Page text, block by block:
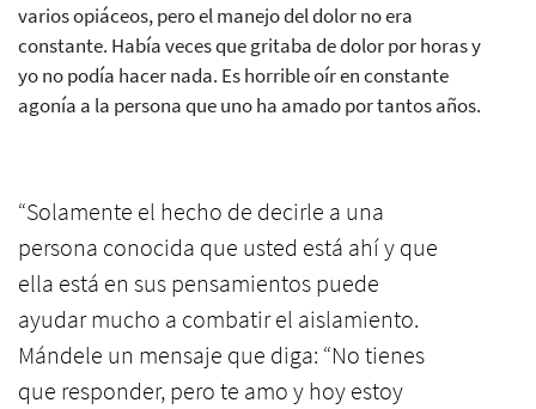
varios opiáceos, pero el manejo del dolor no era
constante. Había veces que gritaba de dolor por horas y
yo no podía hacer nada. Es horrible oír en constante
agonía a la persona que uno ha amado por tantos años.
“Solamente el hecho de decirle a una
persona conocida que usted está ahí y que
ella está en sus pensamientos puede
ayudar mucho a combatir el aislamiento.
Mándele un mensaje que diga: “No tienes
que responder, pero te amo y hoy estoy